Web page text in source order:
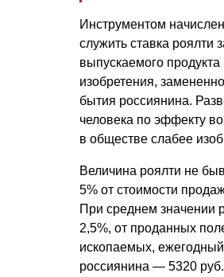
Инструментом
служить ставка роялти
выпускаемого продукта
изобретения,
бытия россиянина.
человека по эффекту
в обществе слабее
Величина роялти не
5% от стоимости
При среднем значении
2,5%, от проданных
ископаемых,
россиянина — 5320